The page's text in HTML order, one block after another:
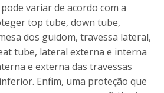
variar de acordo com a
top tube, down tube,
dos guidom, travessa lateral,
tube, lateral externa e interna
e externa das travessas
Enfim, uma proteção que